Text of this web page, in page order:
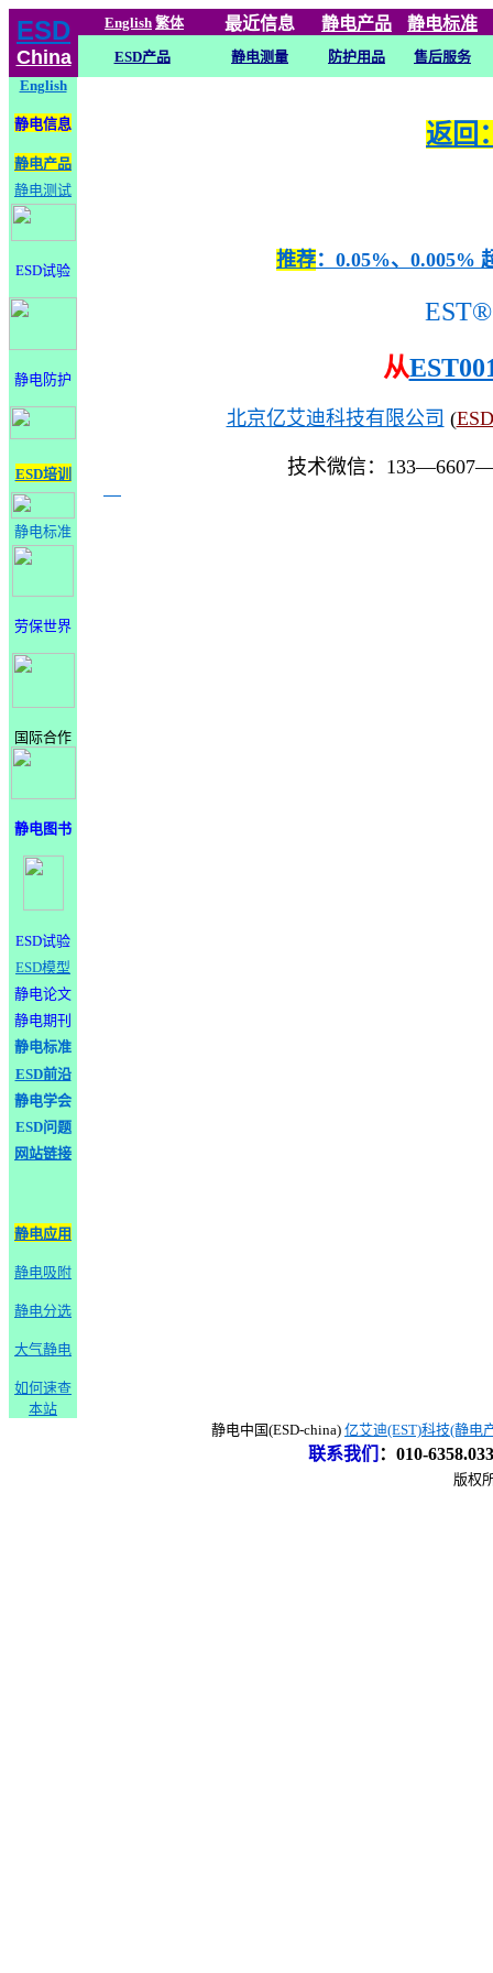
ESD
China
English 繁体 最近信息 静电产品 静电标准
ESD产品 静电测量 防护用品
售后服务
English
静电信息
静电产品
静电测试
ESD试验
静电防护
ESD培训
静电标准
劳保世界
国际合作
静电图书
ESD试验
ESD模型
静电论文
静电期刊
静电标准
ESD前沿
静电学会
ESD问题
网站链接
静电应用
静电吸附
静电分选
大气静电
如何速查
本站
返回
推荐：0.05%、0.005%
EST®
从
北京亿艾迪科技有限公司 (
技术微信：
静电中国(ESD-china) 亿艾迪(EST)科技(静电
联系我们 ： 010-
版权